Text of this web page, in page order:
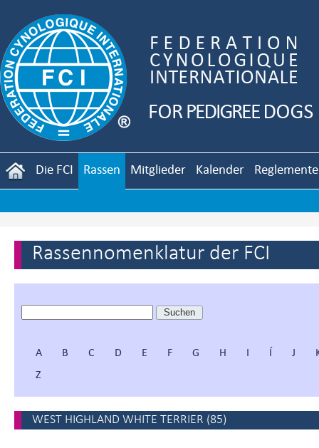
Die FCI Rassen Mitglieder Kalender Reglemente
Rassennomenklatur der FCI
A B C D E F G H I Í J
Z
WEST HIGHLAND WHITE TERRIER (85)